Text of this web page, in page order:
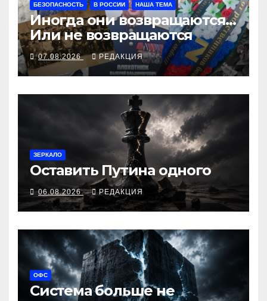
БЕЗОПАСНОСТЬ В РОССИИ НАША ТЕМА
Иногда они возвращаются…
Или не возвращаются
07.08.2026 РЕДАКЦИЯ
ЗЕРКАЛО
Оставить Путина одного
06.08.2026 РЕДАКЦИЯ
ОФС
Система больше не